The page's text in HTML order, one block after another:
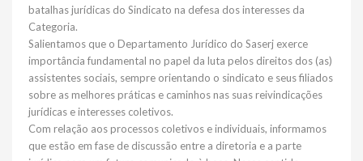
batalhas jurídicas do Sindicato na defesa dos interesses da
Categoria.
Salientamos que o Departamento Jurídico do Saserj exerce
importância fundamental no papel da luta pelos direitos dos (as)
assistentes sociais, sempre orientando o sindicato e seus filiados
sobre as melhores práticas e caminhos nas suas reivindicações
jurídicas e interesses coletivos.
Com relação aos processos coletivos e individuais, informamos
que estão em fase de discussão entre a diretoria e a parte